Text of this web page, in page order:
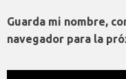
Guarda mi nombre,
navegador para la